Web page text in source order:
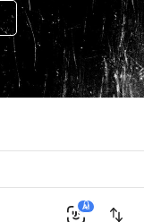
0
AI